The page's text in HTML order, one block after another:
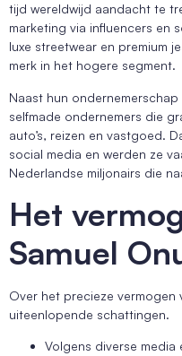
tijd wereldwijd aandacht te
marketing via influencers en
luxe streetwear en premium
merk in het hogere segment.
Naast hun
selfmade ondernemers die
auto’s, reizen en vastgoed.
social media en werden ze
Nederlandse miljonairs die
Het
Samuel
Over het precieze vermogen
uiteenlopende schattingen.
Volgens diverse